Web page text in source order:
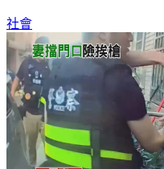
社會